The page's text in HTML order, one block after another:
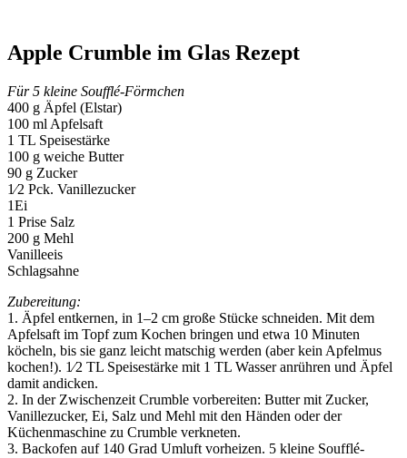
Apple Crumble im Glas Rezept
Für 5 kleine Soufflé-Förmchen
400 g Äpfel (Elstar)
100 ml Apfelsaft
1 TL Speisestärke
100 g weiche Butter
90 g Zucker
1⁄2 Pck. Vanillezucker
1Ei
1 Prise Salz
200 g Mehl
Vanilleeis
Schlagsahne
Zubereitung:
1. Äpfel entkernen, in 1–2 cm große Stücke schneiden. Mit dem
Apfelsaft im Topf zum Kochen bringen und etwa 10 Minuten
köcheln, bis sie ganz leicht matschig werden (aber kein Apfelmus
kochen!). 1⁄2 TL Speisestärke mit 1 TL Wasser anrühren und Äpfel
damit andicken.
2. In der Zwischenzeit Crumble vorbereiten: Butter mit Zucker,
Vanillezucker, Ei, Salz und Mehl mit den Händen oder der
Küchenmaschine zu Crumble verkneten.
3. Backofen auf 140 Grad Umluft vorheizen. 5 kleine Soufflé-